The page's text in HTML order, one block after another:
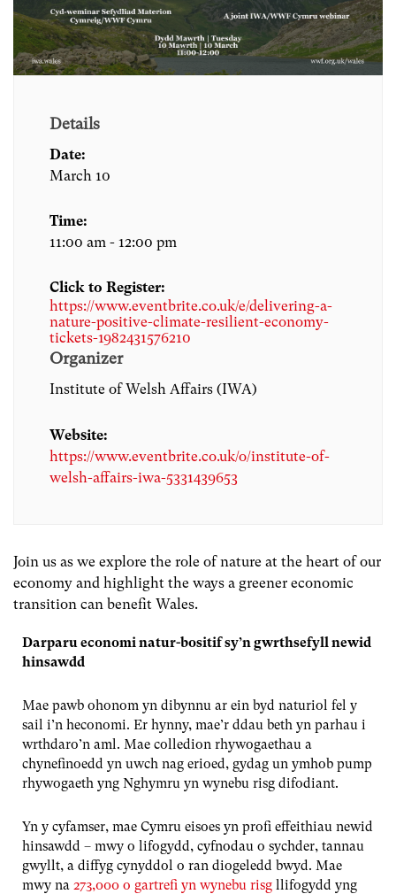
Details
Date:
March 10
Time:
11:00 am - 12:00 pm
Click to Register:
https://www.eventbrite.co.uk/e/delivering-a-
nature-positive-climate-resilient-economy-
tickets-1982431576210
Organizer
Institute of Welsh Affairs (IWA)
Website:
https://www.eventbrite.co.uk/o/institute-of-
welsh-affairs-iwa-5331439653
Join us as we explore the role of nature at the heart of our
economy and highlight the ways a greener economic
transition can benefit Wales.
Darparu economi natur-bositif sy’n gwrthsefyll newid
hinsawdd
Mae pawb ohonom yn dibynnu ar ein byd naturiol fel y
sail i’n heconomi. Er hynny, mae’r ddau beth yn parhau i
wrthdaro’n aml. Mae colledion rhywogaethau a
chynefinoedd yn uwch nag erioed, gydag un ymhob pump
rhywogaeth yng Nghymru yn wynebu risg difodiant.
Yn y cyfamser, mae Cymru eisoes yn profi effeithiau newid
hinsawdd – mwy o lifogydd, cyfnodau o sychder, tannau
gwyllt, a diffyg cynyddol o ran diogeledd bwyd. Mae
mwy na 273,000 o gartrefi yn wynebu risg llifogydd yng